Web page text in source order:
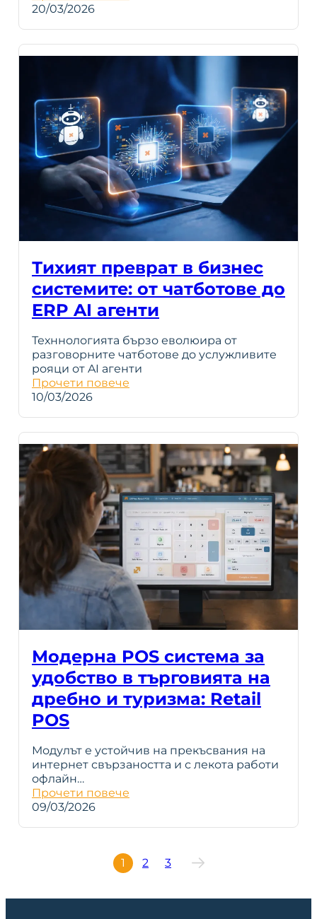
20/03/2026
Тихият преврат в бизнес
системите: от чатботове до
ERP AI агенти
Техннологията бързо еволюира от
разговорните чатботове до услужливите
рояци от AI агенти
Прочети повече
10/03/2026
Модерна POS система за
удобство в търговията на
дребно и туризма: Retail
POS
Модулът е устойчив на прекъсвания на
интернет свързаността и с лекота работи
офлайн…
Прочети повече
09/03/2026
1 2 3